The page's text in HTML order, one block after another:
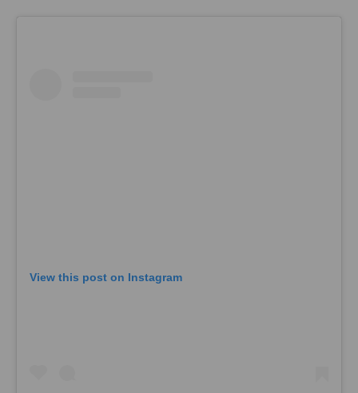
View this post on Instagram